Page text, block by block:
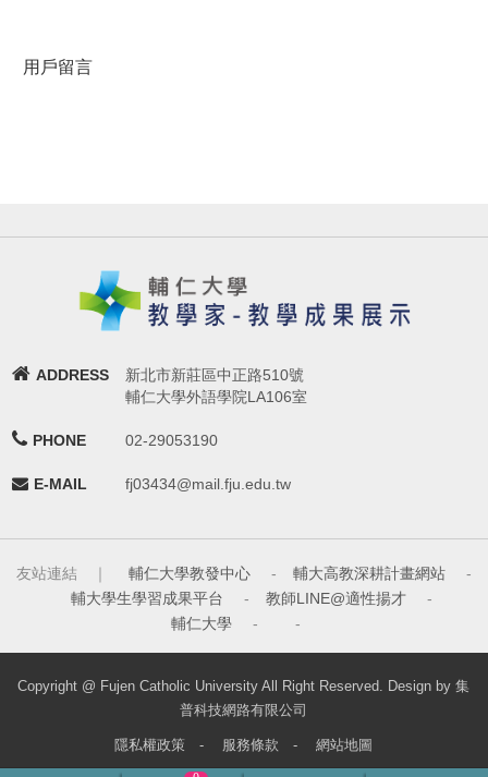
用戶留言
ADDRESS
新北市新莊區中正路510號
輔仁大學外語學院LA106室
PHONE 02-29053190
E-MAIL fj03434@mail.fju.edu.tw
友站連結 ｜ 輔仁大學教發中心 - 輔大高教深耕計畫網站
-
輔大學生學習成果平台
- 教師LINE@適性揚才
-
輔仁大學
- -
Copyright @ Fujen Catholic University All Right Reserved. Design by 集
普科技網路有限公司
隱私權政策 - 服務條款 -網站地圖